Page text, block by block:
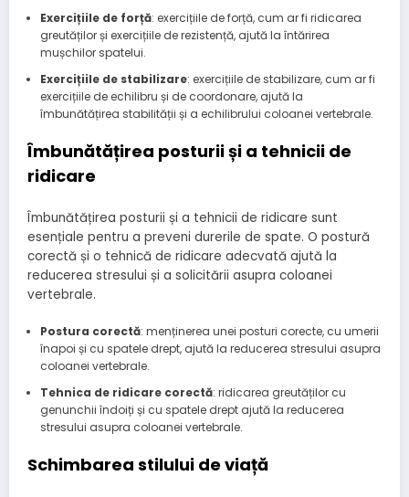
Exercițiile de forță: exercițiile de forță, cum ar fi ridicarea
greutăților și exercițiile de rezistență, ajută la întărirea
mușchilor spatelui.
Exercițiile de stabilizare: exercițiile de stabilizare, cum ar fi
exercițiile de echilibru și de coordonare, ajută la
îmbunătățirea stabilității și a echilibrului coloanei vertebrale.
Îmbunătățirea posturii și a tehnicii de
ridicare
Îmbunătățirea posturii și a tehnicii de ridicare sunt
esențiale pentru a preveni durerile de spate. O postură
corectă și o tehnică de ridicare adecvată ajută la
reducerea stresului și a solicitării asupra coloanei
vertebrale.
Postura corectă: menținerea unei posturi corecte, cu umerii
înapoi și cu spatele drept, ajută la reducerea stresului asupra
coloanei vertebrale.
Tehnica de ridicare corectă: ridicarea greutăților cu
genunchii îndoiți și cu spatele drept ajută la reducerea
stresului asupra coloanei vertebrale.
Schimbarea stilului de viață